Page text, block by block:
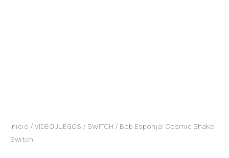
Inicio / VIDEO JUEGOS / SWITCH / Bob Esponja: Cosmic Shake
Switch